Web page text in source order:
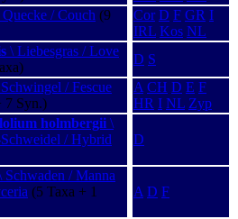
/ Couch (9
Cor D F GR I
IRL Kos NL
\ Liebesgras / Love
D S
/ Fescue
7 Syn.)
A CH D E F
HR I NL Zyp
holmbergii \
/ Hybrid
D
Schwaden / Manna
(5 Taxa + 1
A D F